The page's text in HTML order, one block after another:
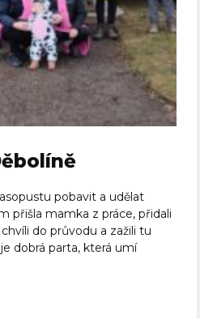
pobavit a udělat
přišla mamka z práce, přidali
do průvodu a zažili tu
dobrá parta, která umí